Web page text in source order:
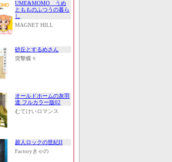
UME&MOMO うめ
ともものふつうの暮ら
し
MAGNET HILL
砂丘とするめさん
突撃蝶々
オールドホームの灰羽
達 フルカラー版02
むてけいロマンス
超人ロックの世紀II
Factoryきゃの